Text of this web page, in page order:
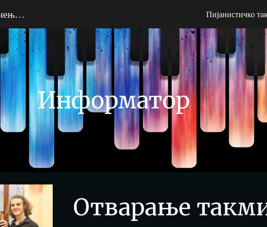
to main content Skip to navigation
Међународно пијанистичко такмичење "Војислав Лале Стефановић" Пијанистичко
Информатор
Отварање